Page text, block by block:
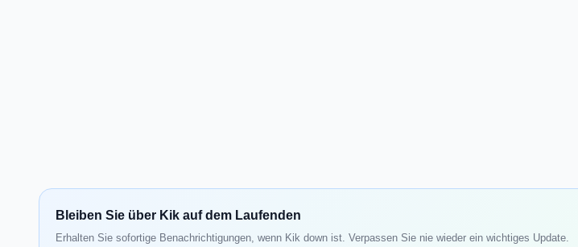
Bleiben Sie über Kik auf dem Laufenden
Erhalten Sie sofortige Benachrichtigungen, wenn Kik down ist. Verpassen Sie nie wieder ein wichtiges Update.